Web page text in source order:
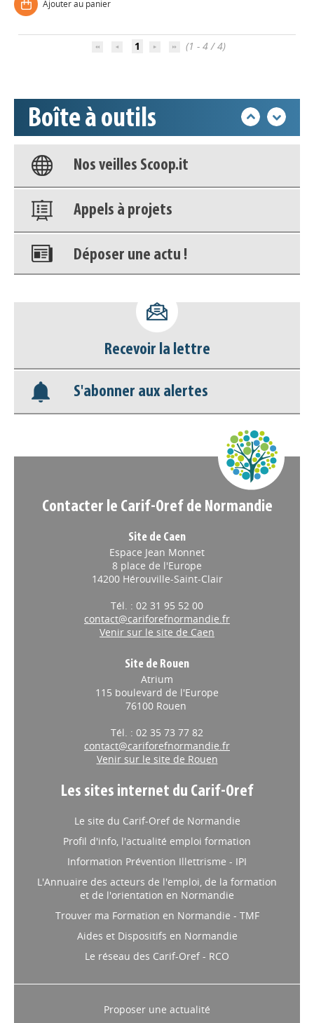
Ajouter au panier
1 (1 - 4 / 4)
Boîte à outils
Déposer une actu !
Accéder à son compte - (Se
Base documentaire
Nos veilles Scoop.it
Appels à projets
Déposer une actu !
déconnecter)
Base documentaire
Nos veilles Scoop.it
Site de Caen
Espace Jean Monnet
8 place de l'Europe
Tél. : 02 31 95 52 00
contact@cariforefnormandie.fr
Site de Rouen
Atrium
115 boulevard de l'Europe
Tél. : 02 35 73 77 82
contact@cariforefnormandie.fr
Profil d'info, l'actualité emploi formation
L'Annuaire des acteurs de l'emploi, de la formation
Aides et Dispositifs en Normandie
Proposer une actualité